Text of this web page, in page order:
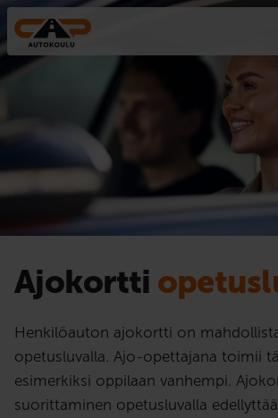
Hyppää sisältöön
Ajokortti
Henkilöauton ajokortti on
opetusluvalla. Ajo-opettajana toimii
esimerkiksi oppilaan vanhempi.
suorittaminen opetusluvalla